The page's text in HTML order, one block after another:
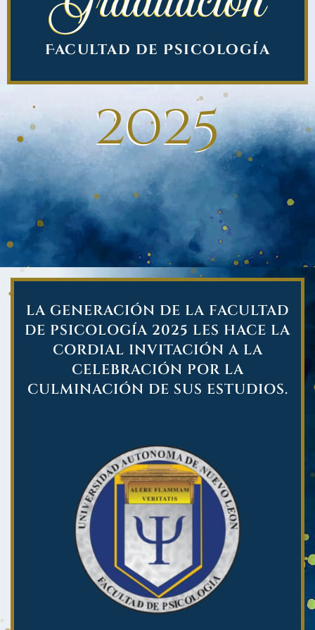
Facultad de Psicología
2025
LA GENERACIÓN DE LA FACULTAD
DE PSICOLOGÍA 2025 LES HACE LA
CORDIAL INVITACIÓN A LA
CELEBRACIÓN POR LA
CULMINACIÓN DE SUS ESTUDIOS.